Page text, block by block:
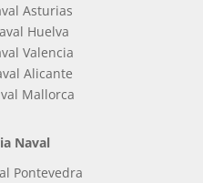
Asturias
Huelva
Valencia
Alicante
Mallorca
Naval
Pontevedra